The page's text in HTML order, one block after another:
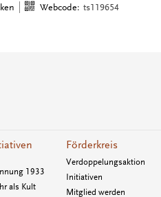
Webcode: ts119654
1933
als Kult
Förderkreis
Verdoppelungsaktion
Initiativen
Mitglied werden